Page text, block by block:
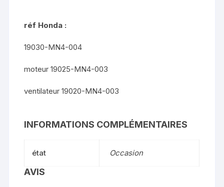
réf Honda :
19030-MN4-004
moteur 19025-MN4-003
ventilateur 19020-MN4-003
INFORMATIONS COMPLÉMENTAIRES
état Occasion
AVIS